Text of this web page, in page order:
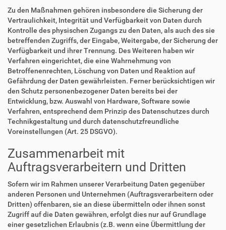
Zu den Maßnahmen gehören insbesondere die Sicherung der
Vertraulichkeit, Integrität und Verfügbarkeit von Daten durch
Kontrolle des physischen Zugangs zu den Daten, als auch des sie
betreffenden Zugriffs, der Eingabe, Weitergabe, der Sicherung der
Verfügbarkeit und ihrer Trennung. Des Weiteren haben wir
Verfahren eingerichtet, die eine Wahrnehmung von
Betroffenenrechten, Löschung von Daten und Reaktion auf
Gefährdung der Daten gewährleisten. Ferner berücksichtigen wir
den Schutz personenbezogener Daten bereits bei der
Entwicklung, bzw. Auswahl von Hardware, Software sowie
Verfahren, entsprechend dem Prinzip des Datenschutzes durch
Technikgestaltung und durch datenschutzfreundliche
Voreinstellungen (Art. 25 DSGVO).
Zusammenarbeit mit
Auftragsverarbeitern und Dritten
Sofern wir im Rahmen unserer Verarbeitung Daten gegenüber
anderen Personen und Unternehmen (Auftragsverarbeitern oder
Dritten) offenbaren, sie an diese übermitteln oder ihnen sonst
Zugriff auf die Daten gewähren, erfolgt dies nur auf Grundlage
einer gesetzlichen Erlaubnis (z.B. wenn eine Übermittlung der